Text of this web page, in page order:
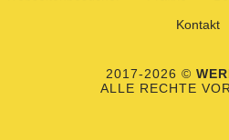
Kontakt
2017-2026 ©
ALLE RECHTE